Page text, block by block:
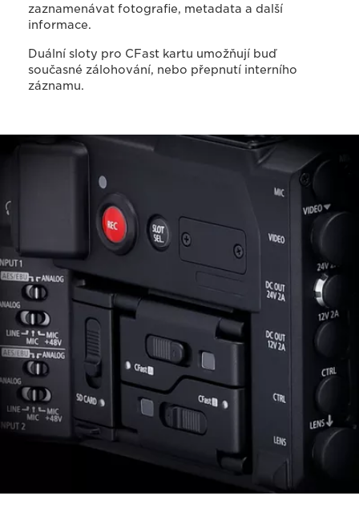
zaznamenávat fotografie, metadata a další
informace.
Duální sloty pro CFast kartu umožňují buď
současné zálohování, nebo přepnutí interního
záznamu.